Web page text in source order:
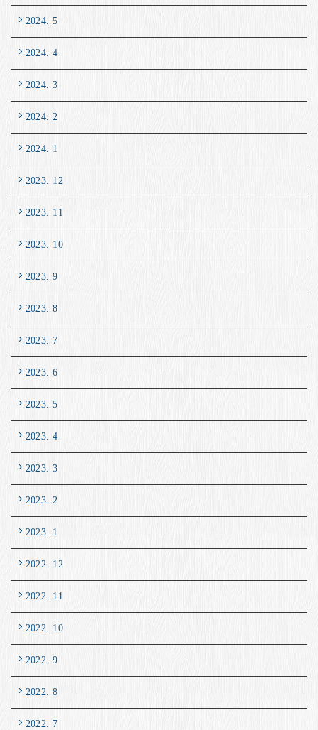
2024. 5
2024. 4
2024. 3
2024. 2
2024. 1
2023. 12
2023. 11
2023. 10
2023. 9
2023. 8
2023. 7
2023. 6
2023. 5
2023. 4
2023. 3
2023. 2
2023. 1
2022. 12
2022. 11
2022. 10
2022. 9
2022. 8
2022. 7